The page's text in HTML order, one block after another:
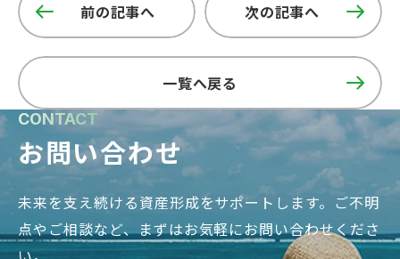
前の記事へ 次の記事へ
一覧へ戻る
CONTACT
お問い合わせ
未来を支え続ける資産形成をサポートします。 ご不明
点やご相談など、まずはお気軽にお問い合わせくださ